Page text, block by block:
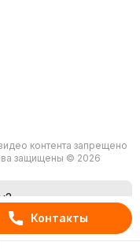
Контакты
контента запрещено
защищены © 2026